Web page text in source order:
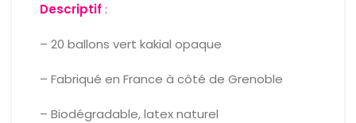
Descriptif :
– 20 ballons vert kakial opaque
– Fabriqué en France à côté de Grenoble
– Biodégradable, latex naturel